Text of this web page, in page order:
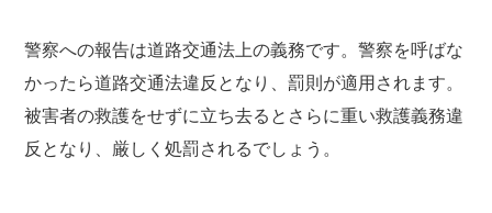
警察への報告は道路交通法上の義務です。警察を呼ばな
かったら道路交通法違反となり、罰則が適用されます。
被害者の救護をせずに立ち去るとさらに重い救護義務違
反となり、厳しく処罰されるでしょう。